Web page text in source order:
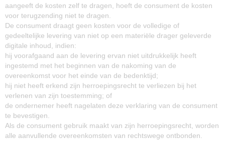
aangeeft de kosten zelf te dragen, hoeft de consument de kosten
voor terugzending niet te dragen.
De consument draagt geen kosten voor de volledige of
gedeeltelijke levering van niet op een materiële drager geleverde
digitale inhoud, indien:
hij voorafgaand aan de levering ervan niet uitdrukkelijk heeft
ingestemd met het beginnen van de nakoming van de
overeenkomst voor het einde van de bedenktijd;
hij niet heeft erkend zijn herroepingsrecht te verliezen bij het
verlenen van zijn toestemming; of
de ondernemer heeft nagelaten deze verklaring van de consument
te bevestigen.
Als de consument gebruik maakt van zijn herroepingsrecht, worden
alle aanvullende overeenkomsten van rechtswege ontbonden.